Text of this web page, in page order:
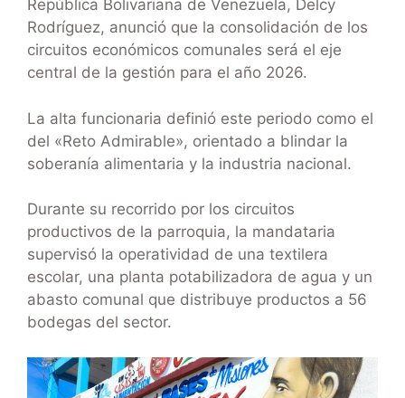
República Bolivariana de Venezuela, Delcy
Rodríguez, anunció que la consolidación de los
circuitos económicos comunales será el eje
central de la gestión para el año 2026.
La alta funcionaria definió este periodo como el
del «Reto Admirable», orientado a blindar la
soberanía alimentaria y la industria nacional.
Durante su recorrido por los circuitos
productivos de la parroquia, la mandataria
supervisó la operatividad de una textilera
escolar, una planta potabilizadora de agua y un
abasto comunal que distribuye productos a 56
bodegas del sector.